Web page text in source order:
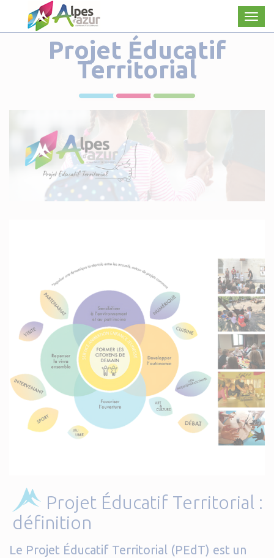
Projet Éducatif
Territorial
Projet Éducatif Territorial :
définition
Le Projet Éducatif Territorial (PEdT) est un
Panneau de gestion des cookies